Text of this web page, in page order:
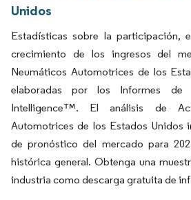
Unidos
Estadísticas sobre la participación,
crecimiento de los ingresos del
Neumáticos Automotrices de los
elaboradas por los Informes de
Intelligence™. El análisis de
Automotrices de los Estados Unidos
de pronóstico del mercado para
histórica general. Obtenga una
industria como descarga gratuita de